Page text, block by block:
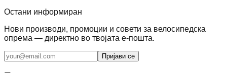
Остани информиран
Нови производи, промоции и совети за велосипедска
опрема — директно во твојата е-пошта.
Пријави се